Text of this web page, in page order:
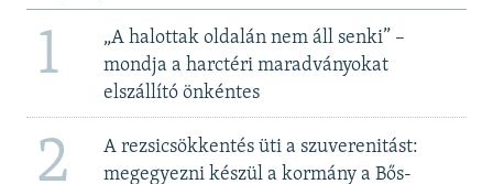
1
„A halottak oldalán nem áll senki” –
mondja a harctéri maradványokat
elszállító önkéntes
2
A rezsicsökkentés üti a szuverenitást:
megegyezni készül a kormány a Bős-